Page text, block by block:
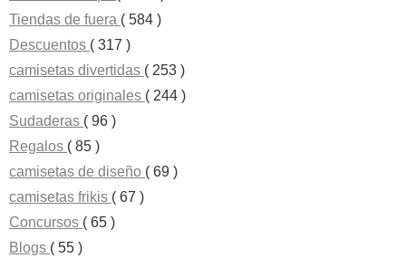
Tiendas de fuera ( 584 )
Descuentos ( 317 )
camisetas divertidas ( 253 )
camisetas originales ( 244 )
Sudaderas ( 96 )
Regalos ( 85 )
camisetas de diseño ( 69 )
camisetas frikis ( 67 )
Concursos ( 65 )
Blogs ( 55 )